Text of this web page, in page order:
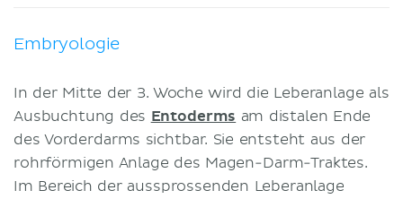
Embryologie
In der Mitte der 3. Woche wird die Leberanlage als
Ausbuchtung des Entoderms am distalen Ende
des Vorderdarms sichtbar. Sie entsteht aus der
rohrförmigen Anlage des Magen-Darm-Traktes.
Im Bereich der aussprossenden Leberanlage